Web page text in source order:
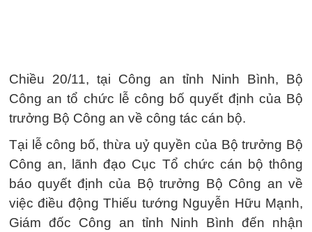
Chiều 20/11, tại Công an tỉnh Ninh Bình, Bộ
Công an tổ chức lễ công bố quyết định của Bộ
trưởng Bộ Công an về công tác cán bộ.
Tại lễ công bố, thừa uỷ quyền của Bộ trưởng Bộ
Công an, lãnh đạo Cục Tổ chức cán bộ thông
báo quyết định của Bộ trưởng Bộ Công an về
việc điều động Thiếu tướng Nguyễn Hữu Mạnh,
Giám đốc Công an tỉnh Ninh Bình đến nhận